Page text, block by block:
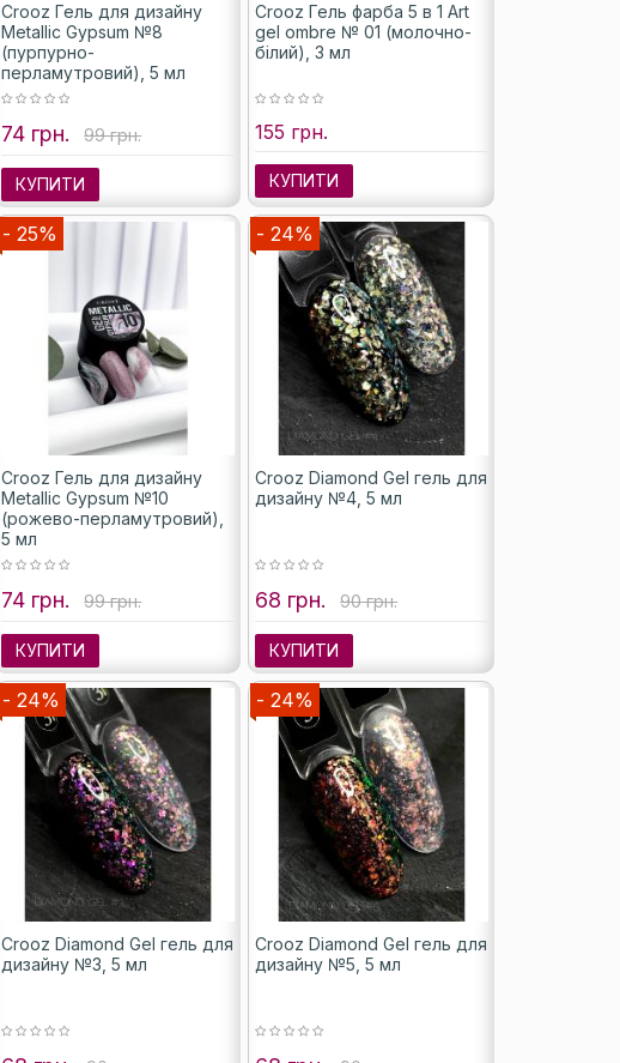
Crooz Гель для дизайну
Metallic Gypsum №8
(пурпурно-
перламутровий), 5 мл
74 грн. 99 грн.
КУПИТИ
Crooz Гель фарба 5 в 1 Art
gel ombre № 01 (молочно-
білий), 3 мл
155 грн.
КУПИТИ
- 25%
Crooz Гель для дизайну
Metallic Gypsum №10
(рожево-перламутровий),
5 мл
74 грн. 99 грн.
КУПИТИ
- 24%
Crooz Diamond Gel гель для
дизайну №4, 5 мл
68 грн. 90 грн.
КУПИТИ
- 24%
Crooz Diamond Gel гель для
дизайну №3, 5 мл
- 24%
Crooz Diamond Gel гель для
дизайну №5, 5 мл